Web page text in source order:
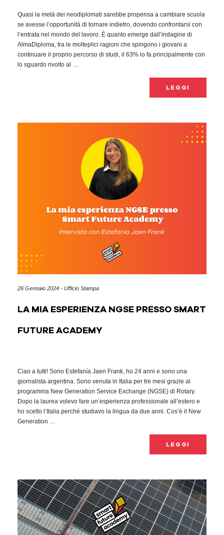
Quasi la metà dei neodiplomati sarebbe propensa a cambiare scuola
se avesse l’opportunità di tornare indietro, dovendo confrontarsi con
l’entrata nel mondo del lavoro. È quanto emerge dall’indagine di
AlmaDiploma, tra le molteplici ragioni che spingono i giovani a
continuare il proprio percorso di studi, il 63% lo fa principalmente con
lo sguardo rivolto al …
LEGGI
26 Gennaio 2024 - Ufficio Stampa
LA MIA ESPERIENZA NGSE PRESSO SMART
FUTURE ACADEMY
Ciao a tutti! Sono Estefanía Jaen Frank, ho 24 anni e sono una
giornalista argentina. Sono venuta in Italia per tre mesi grazie al
programma New Generation Service Exchange (NGSE) di Rotary.
Dopo la laurea volevo fare un’esperienza professionale all’estero e
ho scelto l’Italia perché studiavo la lingua da due anni. Cos’è il New
Generation …
LEGGI